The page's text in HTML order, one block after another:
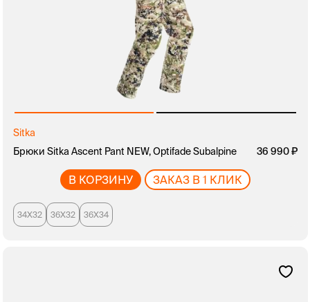
Sitka
Брюки Sitka Ascent Pant NEW, Optifade Subalpine
36 990
В КОРЗИНУ ЗАКАЗ В 1 КЛИК
34X32 36X32 36X34